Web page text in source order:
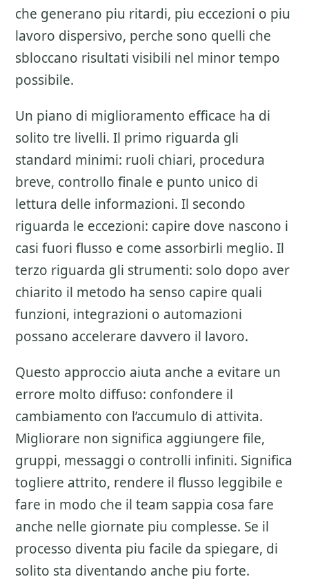
che generano piu ritardi, piu eccezioni o piu
lavoro dispersivo, perche sono quelli che
sbloccano risultati visibili nel minor tempo
possibile.
Un piano di miglioramento efficace ha di
solito tre livelli. Il primo riguarda gli
standard minimi: ruoli chiari, procedura
breve, controllo finale e punto unico di
lettura delle informazioni. Il secondo
riguarda le eccezioni: capire dove nascono i
casi fuori flusso e come assorbirli meglio. Il
terzo riguarda gli strumenti: solo dopo aver
chiarito il metodo ha senso capire quali
funzioni, integrazioni o automazioni
possano accelerare davvero il lavoro.
Questo approccio aiuta anche a evitare un
errore molto diffuso: confondere il
cambiamento con l’accumulo di attivita.
Migliorare non significa aggiungere file,
gruppi, messaggi o controlli infiniti. Significa
togliere attrito, rendere il flusso leggibile e
fare in modo che il team sappia cosa fare
anche nelle giornate piu complesse. Se il
processo diventa piu facile da spiegare, di
solito sta diventando anche piu forte.